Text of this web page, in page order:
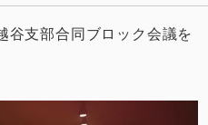
谷支部合同ブロック会議を